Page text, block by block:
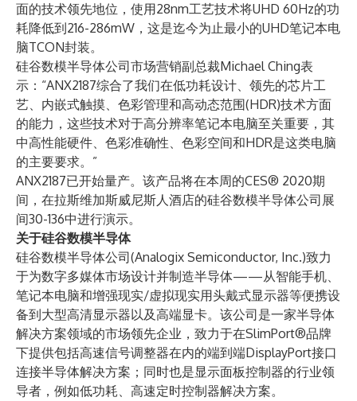
面的技术领先地位，使用28nm工艺技术将UHD 60Hz的功
耗降低到216-286mW，这是迄今为止最小的UHD笔记本电
脑TCON封装。
硅谷数模半导体公司市场营销副总裁Michael Ching表
示：“ANX2187综合了我们在低功耗设计、领先的芯片工
艺、内嵌式触摸、色彩管理和高动态范围(HDR)技术方面
的能力，这些技术对于高分辨率笔记本电脑至关重要，其
中高性能硬件、色彩准确性、色彩空间和HDR是这类电脑
的主要要求。”
ANX2187已开始量产。该产品将在本周的CES® 2020期
间，在拉斯维加斯威尼斯人酒店的硅谷数模半导体公司展
间30-136中进行演示。
关于硅谷数模半导体
硅谷数模半导体公司(Analogix Semiconductor, Inc.)致力
于为数字多媒体市场设计并制造半导体——从智能手机、
笔记本电脑和增强现实/虚拟现实用头戴式显示器等便携设
备到大型高清显示器以及高端显卡。该公司是一家半导体
解决方案领域的市场领先企业，致力于在SlimPort®品牌
下提供包括高速信号调整器在内的端到端DisplayPort接口
连接半导体解决方案；同时也是显示面板控制器的行业领
导者，例如低功耗、高速定时控制器解决方案。